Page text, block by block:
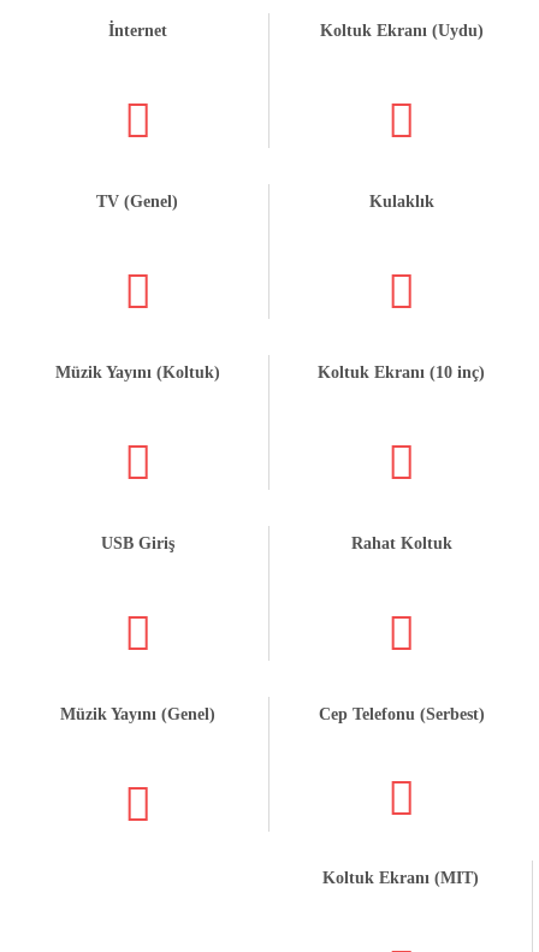
İnternet Koltuk Ekranı (Uydu)
TV (Genel) Kulaklık
Müzik Yayını (Koltuk) Koltuk Ekranı (10 inç)
USB Giriş Rahat Koltuk
Müzik Yayını (Genel) Cep Telefonu (Serbest)
Koltuk Ekranı (MIT)